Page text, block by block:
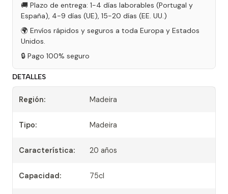
🚚 Plazo de entrega: 1-4 días laborables (Portugal y
España), 4-9 días (UE), 15-20 días (EE. UU.)
🌍 Envíos rápidos y seguros a toda Europa y Estados
Unidos.
🔒 Pago 100% seguro
DETALLES
Región: Madeira
Tipo: Madeira
Característica: 20 años
Capacidad: 75cl